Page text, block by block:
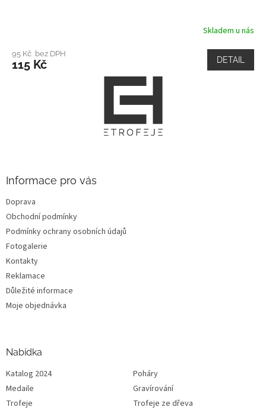
Skladem u nás
95 Kč bez DPH
115 Kč DETAIL
Informace pro vás
Doprava
Obchodní podmínky
Podmínky ochrany osobních údajů
Fotogalerie
Kontakty
Reklamace
Důležité informace
Moje objednávka
Nabídka
Katalog 2024
Poháry
Medaile
Gravírování
Trofeje
Trofeje ze dřeva